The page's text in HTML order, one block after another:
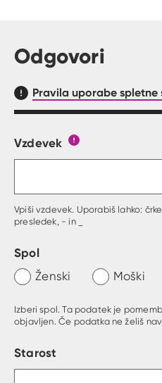
Odgovori
Pravila uporabe
Obrazec, kjer lahko zastaviš
Vzdevek
Vpiši vzdevek. Uporabiš lahko:
presledek, - in _
Spol
Ženski Moški
Izberi spol. Ta podatek je
objavljen. Če podatka ne želiš
Starost